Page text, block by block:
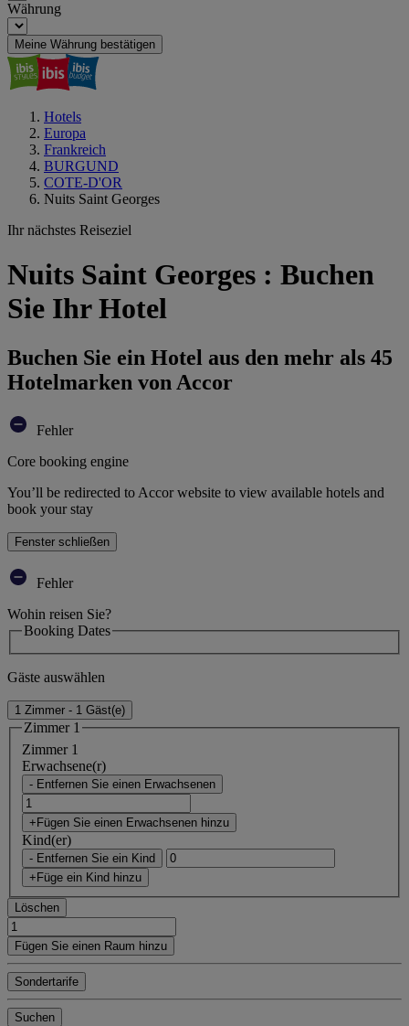
Währung
Meine Währung bestätigen
Hotels
Europa
Frankreich
BURGUND
COTE-D'OR
Nuits Saint Georges
Ihr nächstes Reiseziel
Nuits Saint Georges : Buchen
Sie Ihr Hotel
Buchen Sie ein Hotel aus den mehr als 45
Hotelmarken von Accor
Fehler
Core booking engine
You’ll be redirected to Accor website to view available hotels and
book your stay
Fenster schließen
Fehler
Wohin reisen Sie?
Booking Dates
Gäste auswählen
1 Zimmer - 1 Gäst(e)
Zimmer 1
Zimmer 1
Erwachsene(r)
- Entfernen Sie einen Erwachsenen
+Fügen Sie einen Erwachsenen hinzu
Kind(er)
- Entfernen Sie ein Kind
+Füge ein Kind hinzu
Löschen
Fügen Sie einen Raum hinzu
Sondertarife
Suchen